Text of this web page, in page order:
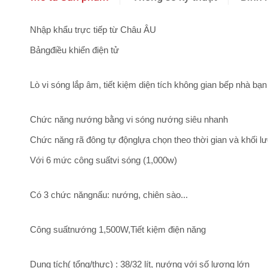
Nhập khẩu trực tiếp từ Châu ÂU
Bảngđiều khiển điện tử
Lò vi sóng lắp âm, tiết kiệm diện tích không gian bếp nhà bạn
Chức năng nướng bằng vi sóng nướng siêu nhanh
Chức năng rã đông tự độnglựa chọn theo thời gian và khối
Với 6 mức công suấtvi sóng (1,000w)
Có 3 chức năngnấu: nướng, chiên sào...
Công suấtnướng 1,500W,Tiết kiệm điện năng
Dung tích( tổng/thực) : 38/32 lít, nướng với số lượng lớn